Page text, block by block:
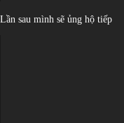
sau mình sẽ ủng hộ tiếp